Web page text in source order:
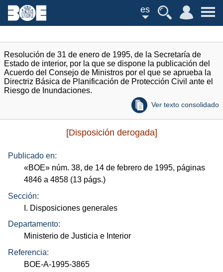
es
Resolución de 31 de enero de 1995, de la Secretaría de
Estado de interior, por la que se dispone la publicación del
Acuerdo del Consejo de Ministros por el que se aprueba la
Directriz Básica de Planificación de Protección Civil ante el
Riesgo de Inundaciones.
Ver texto consolidado
[Disposición derogada]
Publicado en:
«BOE» núm. 38, de 14 de febrero de 1995, páginas
4846 a 4858 (13 págs.)
Sección:
I. Disposiciones generales
Departamento:
Ministerio de Justicia e Interior
Referencia:
BOE-A-1995-3865